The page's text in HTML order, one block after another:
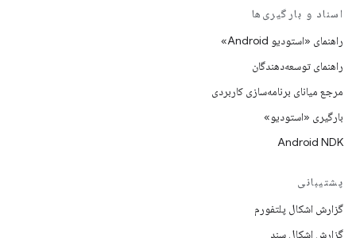
اسناد و بارگیری‌ها
راهنمای «استودیو Android»
راهنمای توسعه‌دهندگان
مرجع میانای برنامه‌سازی کاربردی
بارگیری «استودیو»
Android NDK
پشتیبانی
گزارش اشکال پلتفورم
گزارش اشکال سند